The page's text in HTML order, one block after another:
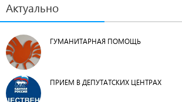
Актуально
ГУМАНИТАРНАЯ ПОМОЩЬ
ПРИЕМ В ДЕПУТАТСКИХ ЦЕНТРАХ